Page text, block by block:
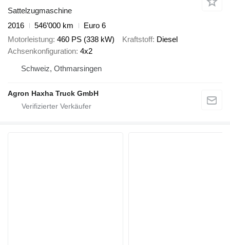
Sattelzugmaschine
2016
546’000 km
Euro 6
Motorleistung 460 PS (338 kW) Kraftstoff Diesel
Achsenkonfiguration 4x2
Schweiz, Othmarsingen
Agron Haxha Truck GmbH